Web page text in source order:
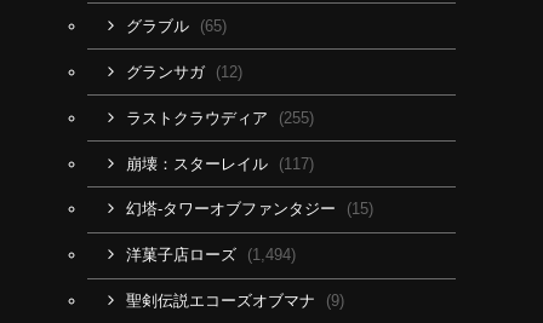
グラブル (65)
グランサガ (12)
ラストクラウディア (255)
崩壊：スターレイル (117)
幻塔-タワーオブファンタジー (15)
洋菓子店ローズ (1,494)
聖剣伝説エコーズオブマナ (9)